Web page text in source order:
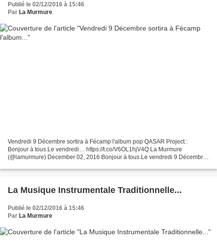
Publié le 02/12/2016 à 15:46
Par La Murmure
Vendredi 9 Décembre sortira à Fécamp l'album pop QASAR Project.:
Bonjour à tous.Le vendredi… https://t.co/V6OL1hjV4Q La Murmure
(@lamurmure) December 02, 2016 Bonjour à tous.Le vendredi 9 Décembre
La Musique Instrumentale Traditionnelle...
Publié le 02/12/2016 à 15:46
Par La Murmure